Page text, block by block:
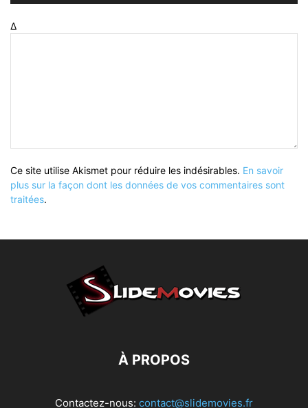
Δ
Ce site utilise Akismet pour réduire les indésirables. En savoir
plus sur la façon dont les données de vos commentaires sont
traitées.
À PROPOS
Contactez-nous: contact@slidemovies.fr